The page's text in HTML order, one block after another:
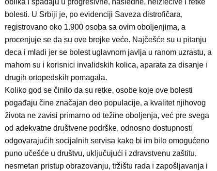
oblika i spadaju u progresivne, nasledne, neizlečive i retke
bolesti. U Srbiji je, po evidenciji Saveza distrofičara,
registrovano oko 1.900 osoba sa ovim oboljenjima, a
procenjuje se da su ove brojke veće. Najčešće su u pitanju
deca i mladi jer se bolest uglavnom javlja u ranom uzrastu, a
mahom su i korisnici invalidskih kolica, aparata za disanje i
drugih ortopedskih pomagala.
Koliko god se činilo da su retke, osobe koje ove bolesti
pogađaju čine značajan deo populacije, a kvalitet njihovog
života ne zavisi primarno od težine oboljenja, već pre svega
od adekvatne društvene podrške, odnosno dostupnosti
odgovarajućih socijalnih servisa kako bi im bilo omogućeno
puno učešće u društvu, uključujući i zdravstvenu zaštitu,
nesmetan pristup obrazovanju, tržištu rada i zapošljavanja i